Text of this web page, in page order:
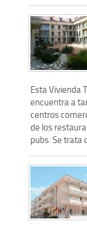
Esta Vivienda
encuentra a
centros
de los
pubs. Se trata